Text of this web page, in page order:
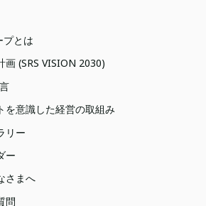
プとは
画 (SRS VISION 2030)
を意識した経営の取組み
リー
ー
さまへ
問